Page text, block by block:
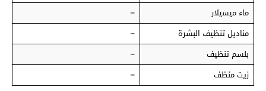
ماء ميسيلار
–
مناديل تنظيف البشرة
–
بلسم تنظيف
–
زيت منظف
–